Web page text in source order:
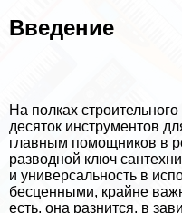
Введение
На полках
десяток инструментов
главным помощников в
разводной ключ
и универсальность в
бесценными, крайне
есть, она разнится, в